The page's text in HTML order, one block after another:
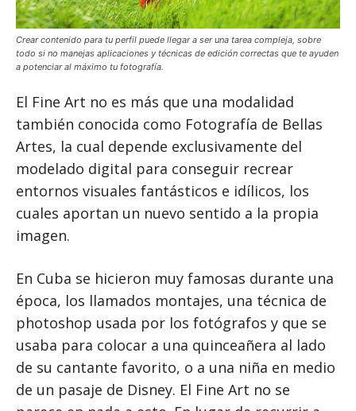
Crear contenido para tu perfil puede llegar a ser una tarea compleja, sobre
todo si no manejas aplicaciones y técnicas de edición correctas que te ayuden
a potenciar al máximo tu fotografía.
El Fine Art no es más que una modalidad
también conocida como Fotografía de Bellas
Artes, la cual depende exclusivamente del
modelado digital para conseguir recrear
entornos visuales fantásticos e idílicos, los
cuales aportan un nuevo sentido a la propia
imagen.
En Cuba se hicieron muy famosas durante una
época, los llamados montajes, una técnica de
photoshop usada por los fotógrafos y que se
usaba para colocar a una quinceañera al lado
de su cantante favorito, o a una niña en medio
de un pasaje de Disney. El Fine Art no se